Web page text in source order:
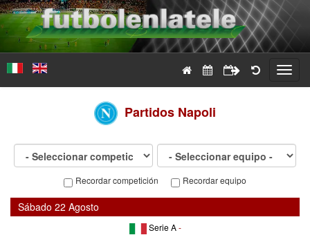
Partidos Napoli
Recordar competición Recordar equipo
Sábado 22 Agosto
Serie A -